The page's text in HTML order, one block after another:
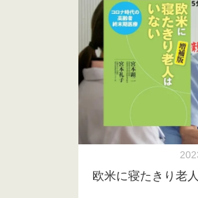
欧米に寝たきり老